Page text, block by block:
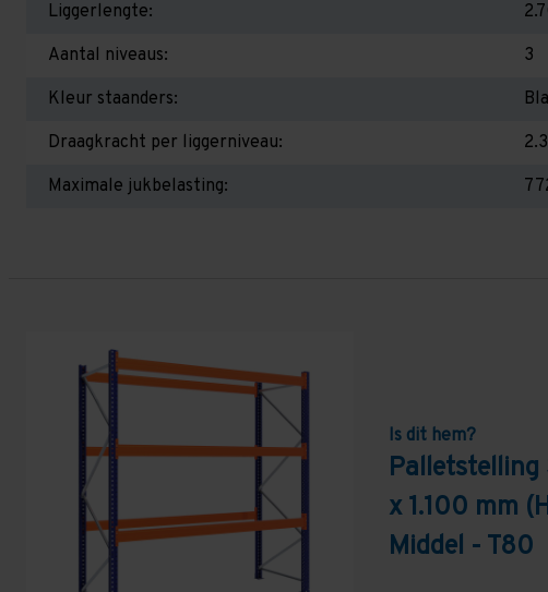
Liggerlengte:
Aantal niveaus:
3
Kleur staanders:
Draagkracht per liggerniveau:
Maximale jukbelasting:
Is dit hem?
x 1.100 mm
Middel - T80